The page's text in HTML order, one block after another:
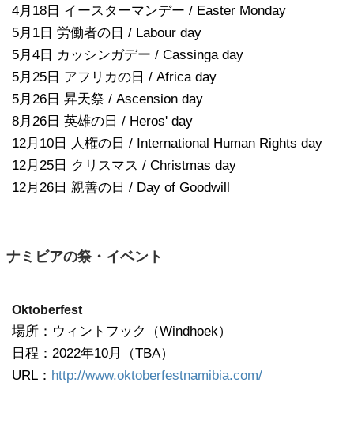
4月18日 イースターマンデー / Easter Monday
5月1日 労働者の日 / Labour day
5月4日 カッシンガデー / Cassinga day
5月25日 アフリカの日 / Africa day
5月26日 昇天祭 / Ascension day
8月26日 英雄の日 / Heros' day
12月10日 人権の日 / International Human Rights day
12月25日 クリスマス / Christmas day
12月26日 親善の日 / Day of Goodwill
ナミビアの祭・イベント
Oktoberfest
場所：ウィントフック（Windhoek）
日程：2022年10月（TBA）
URL： http://www.oktoberfestnamibia.com/